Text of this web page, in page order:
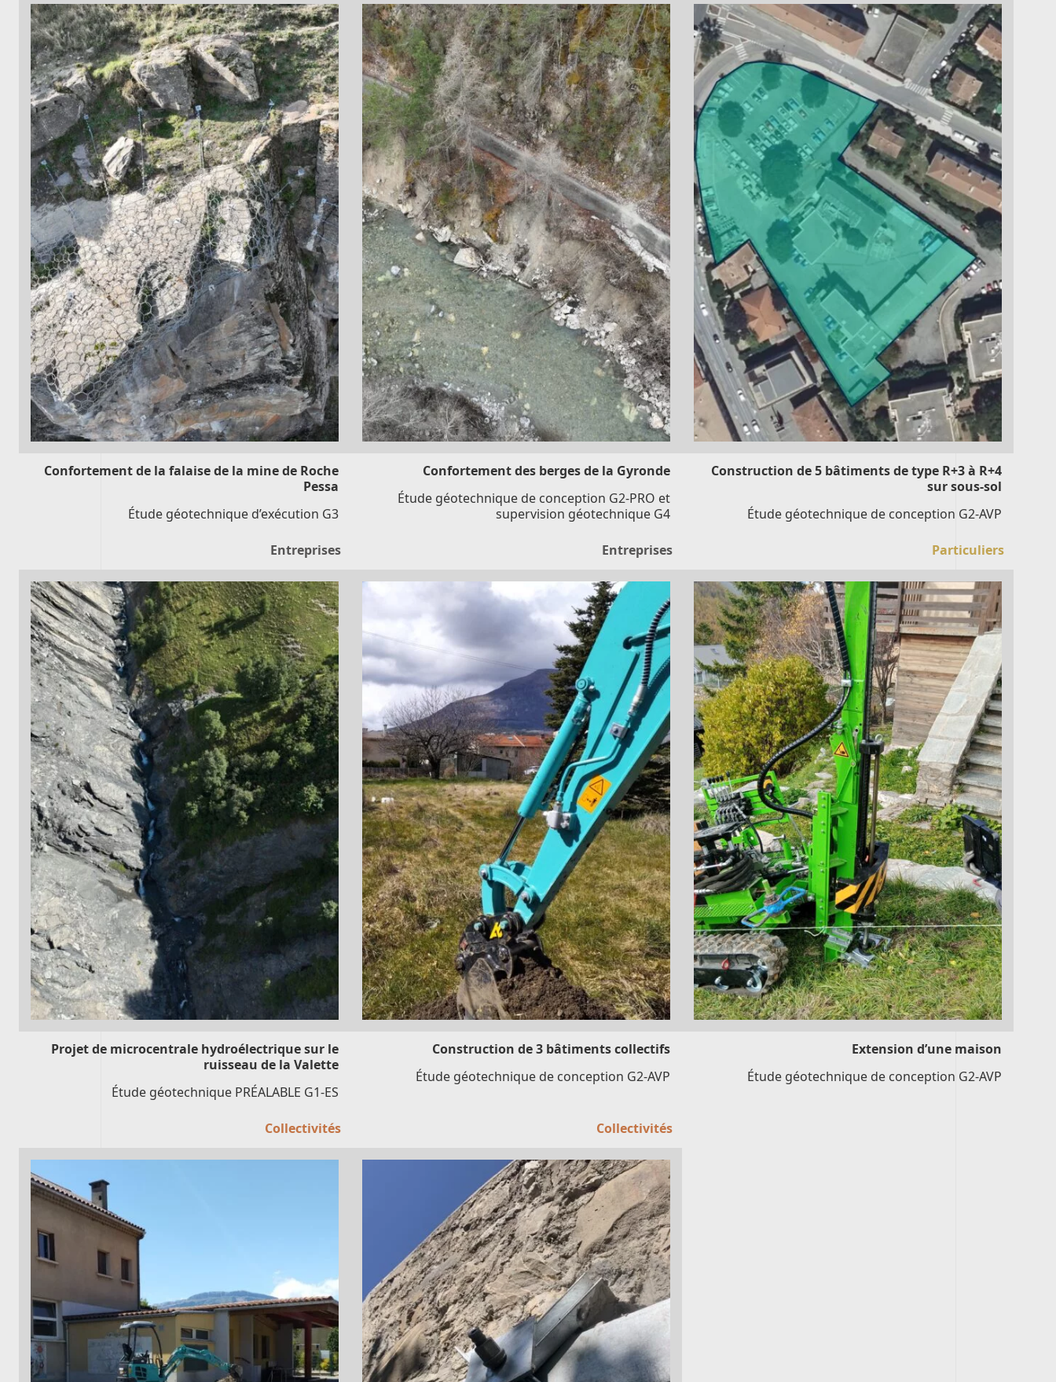
Confortement de la falaise de la mine de Roche
Pessa
Étude géotechnique d’exécution G3
Confortement des berges de la Gyronde
Étude géotechnique de conception G2-PRO et
supervision géotechnique G4
Construction de 5 bâtiments de type R+3 à R+4
sur sous-sol
Étude géotechnique de conception G2-AVP
Entreprises
Projet de microcentrale hydroélectrique sur le
ruisseau de la Valette
Étude géotechnique PRÉALABLE G1-ES
Entreprises
Construction de 3 bâtiments collectifs
Étude géotechnique de conception G2-AVP
Particuliers
Extension d’une maison
Étude géotechnique de conception G2-AVP
Collectivités Collectivités